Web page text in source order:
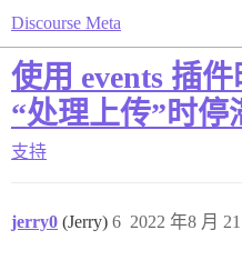
Discourse Meta
使用 events 插
“处理上传”时停
支持
jerry0 (Jerry) 2022 年8 月
6